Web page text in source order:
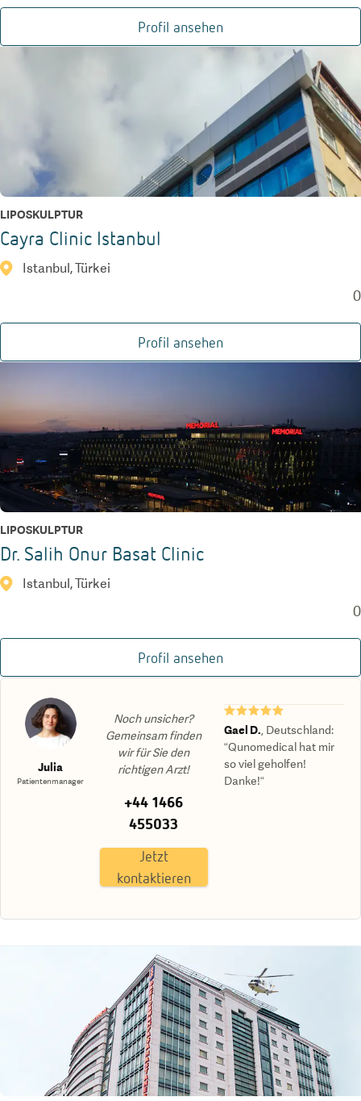
Profil ansehen
LIPOSKULPTUR
Cayra Clinic Istanbul
Istanbul, Türkei
0
Profil ansehen
LIPOSKULPTUR
Dr. Salih Onur Basat Clinic
Istanbul, Türkei
0
Profil ansehen
Julia
Patientenmanager
Noch unsicher?
Gemeinsam finden
wir für Sie den
richtigen Arzt!
+44 1466
455033
Jetzt
kontaktieren
★★★★★
Gael D. Deutschland:
“Qunomedical hat mir
so viel geholfen!
Danke!“